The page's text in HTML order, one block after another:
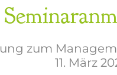
zum
11. März